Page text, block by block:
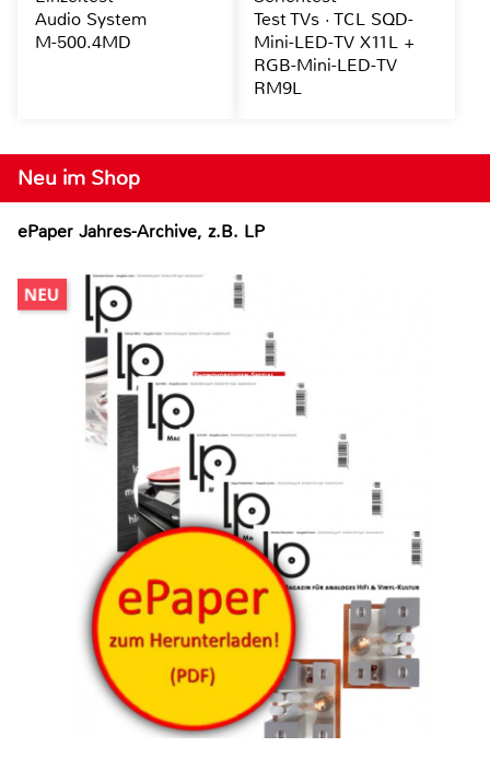
Neu im Shop
ePaper Jahres-Archive, z.B. LP
Audio System
M-500.4MD
Test TVs · TCL SQD-
Mini-LED-TV X11L +
RGB-Mini-LED-TV
RM9L